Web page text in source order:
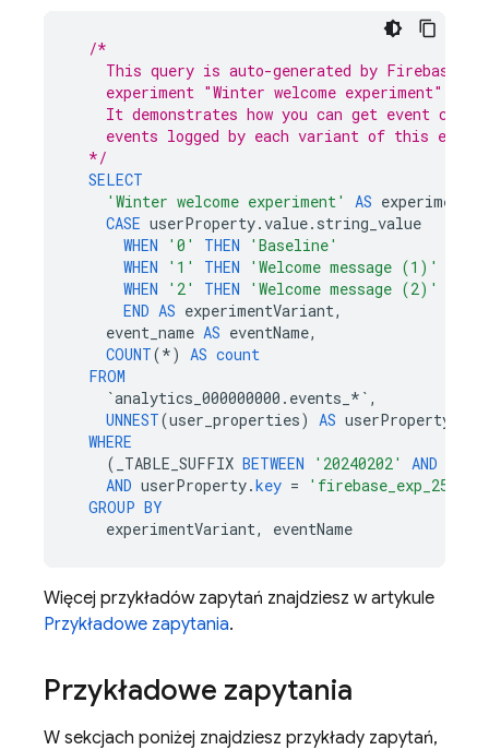
/*
    This query is auto-generated by
Firebase A/
    experiment "Winter welcome experiment".
It demonstrates how you can get event
events logged by each variant of this
  */
SELECT
'Winter welcome experiment'
AS
CASE userProperty.value. string_value
WHEN
'0' THEN
'Baseline'
WHEN
'1' THEN
'Welcome message (1)'
WHEN
'2' THEN
'Welcome message (2)'
END AS experimentVariant,
event_name AS eventName,
COUNT(*) AS count
FROM
`analytics_000000000 . events_ *` ,
UNNEST(user_properties) AS userProperty
WHERE
( _TABLE_SUFFIX BETWEEN '20240202' AND
AND userProperty.key =
'firebase_exp_25'
GROUP BY
experimentVariant, eventName
Więcej przykładów zapytań znajdziesz w artykule
Przykładowe zapytania.
Przykładowe zapytania
W sekcjach poniżej znajdziesz przykłady zapytań,